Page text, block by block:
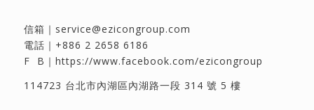
信箱｜ service@ezicongroup.com
電話｜ +886 2 2658 6186
F B｜ https://www.facebook.com/ezicongroup
114723 台北市內湖區內湖路一段 314 號 5 樓